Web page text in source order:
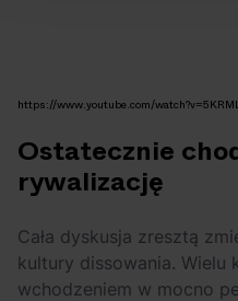
https://www.youtube.com/
Ostatecznie
rywalizację
Cała dyskusja zresztą
kultury dissowania. Wielu
wchodzeniem w mocno